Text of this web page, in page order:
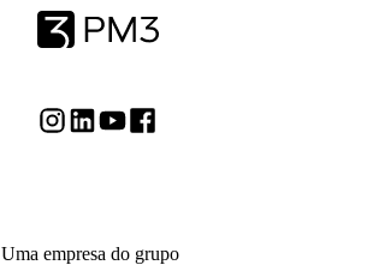
Uma empresa do grupo